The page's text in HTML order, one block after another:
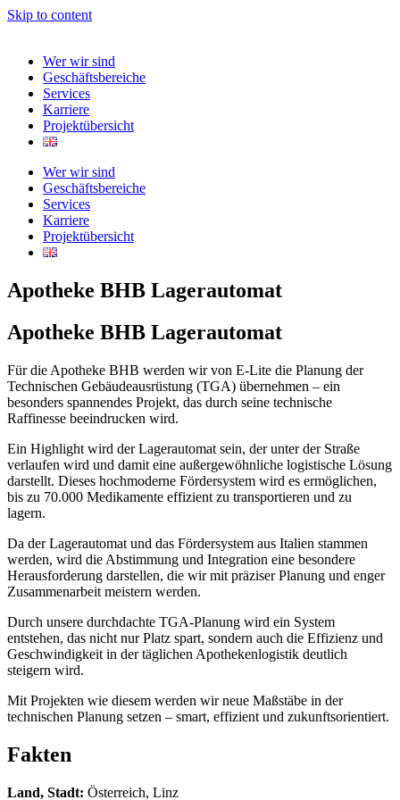
Skip to content
Wer wir sind
Geschäftsbereiche
Services
Karriere
Projektübersicht
Wer wir sind
Geschäftsbereiche
Services
Karriere
Projektübersicht
Apotheke BHB Lagerautomat
Apotheke BHB Lagerautomat
Für die Apotheke BHB werden wir von E-Lite die Planung der
Technischen Gebäudeausrüstung (TGA) übernehmen – ein
besonders spannendes Projekt, das durch seine technische
Raffinesse beeindrucken wird.
Ein Highlight wird der Lagerautomat sein, der unter der Straße
verlaufen wird und damit eine außergewöhnliche logistische Lösung
darstellt. Dieses hochmoderne Fördersystem wird es ermöglichen,
bis zu 70.000 Medikamente effizient zu transportieren und zu
lagern.
Da der Lagerautomat und das Fördersystem aus Italien stammen
werden, wird die Abstimmung und Integration eine besondere
Herausforderung darstellen, die wir mit präziser Planung und enger
Zusammenarbeit meistern werden.
Durch unsere durchdachte TGA-Planung wird ein System
entstehen, das nicht nur Platz spart, sondern auch die Effizienz und
Geschwindigkeit in der täglichen Apothekenlogistik deutlich
steigern wird.
Mit Projekten wie diesem werden wir neue Maßstäbe in der
technischen Planung setzen – smart, effizient und zukunftsorientiert.
Fakten
Land, Stadt: Österreich, Linz